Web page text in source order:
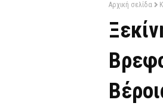
Αρχική σελίδα